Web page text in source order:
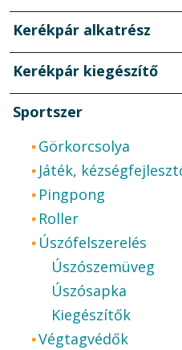
Kerékpár alkatrész
Kerékpár kiegészítő
Sportszer
Görkorcsolya
Játék,
Pingpong
Roller
Úszófelszerelés
Úszószemüveg
Úszósapka
Kiegészítők
Végtagvédők